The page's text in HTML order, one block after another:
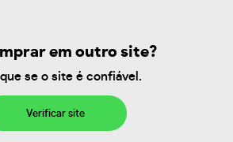
em outro site?
se o site é confiável.
Verificar site